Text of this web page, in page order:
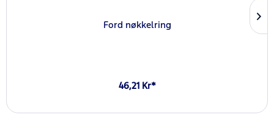
Ford nøkkelring
46,21 Kr*